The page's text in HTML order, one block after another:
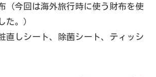
（今回は海外旅行時に使う財布を使
た。）
直しシート、除菌シート、ティッシ